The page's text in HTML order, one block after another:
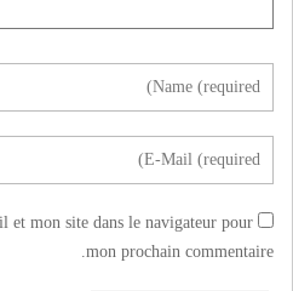
et mon site dans le navigateur pour
mon prochain commentaire.